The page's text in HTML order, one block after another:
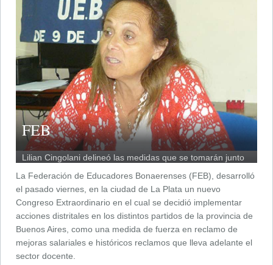
FEB
Lilian Cingolani delineó las medidas que se tomarán junto
al frente gremial.
La Federación de Educadores Bonaerenses (FEB), desarrolló
el pasado viernes, en la ciudad de La Plata un nuevo
Congreso Extraordinario en el cual se decidió implementar
acciones distritales en los distintos partidos de la provincia de
Buenos Aires, como una medida de fuerza en reclamo de
mejoras salariales e históricos reclamos que lleva adelante el
sector docente.